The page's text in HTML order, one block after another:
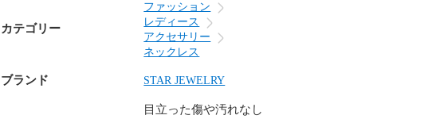
■当店の商品は全て一点物です。店頭販売及び他フリマサイトにて同
時併売している商品もございますので、ご注文いただいた際に品切れ
している場合がございます。予め、ご了承下さい。
会社にご連絡をお願い致します。
カテゴリー
ファッション
レディース
アクセサリー
ネックレス
ブランド STAR JEWELRY
目立った傷や汚れなし